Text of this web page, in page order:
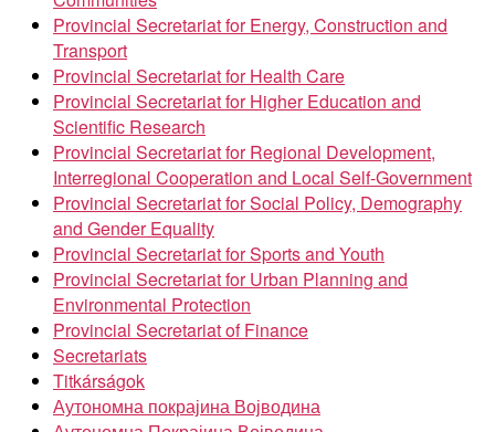
Provincial Secretariat for Energy, Construction and
Transport
Provincial Secretariat for Health Care
Provincial Secretariat for Higher Education and
Scientific Research
Provincial Secretariat for Regional Development,
Interregional Cooperation and Local Self-Government
Provincial Secretariat for Social Policy, Demography
and Gender Equality
Provincial Secretariat for Sports and Youth
Provincial Secretariat for Urban Planning and
Environmental Protection
Provincial Secretariat of Finance
Secretariats
Titkárságok
Аутономна покрајина Војводина